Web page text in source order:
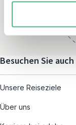
Besuchen Sie auch
Unsere Reiseziele
Über uns